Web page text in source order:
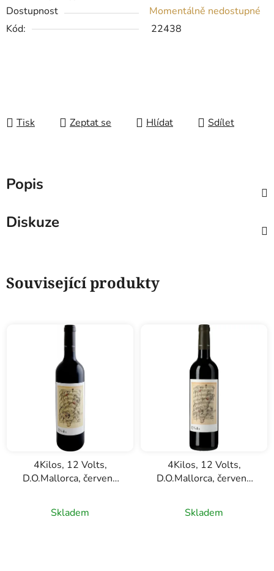
Dostupnost
Momentálně nedostupné
Kód:
22438
Tisk Zeptat se Hlídat Sdílet
Popis
Diskuze
Související produkty
4Kilos, 12 Volts,
D.O.Mallorca, červené
Skladem
4Kilos, 12 Volts,
D.O.Mallorca, červené
Skladem